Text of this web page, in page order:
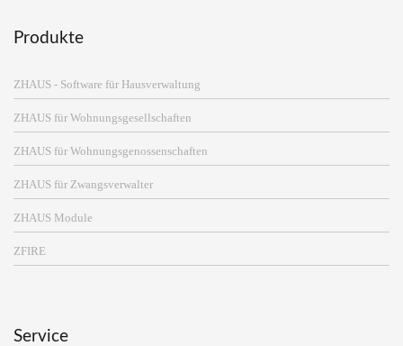
Produkte
ZHAUS - Software für Hausverwaltung
ZHAUS für Wohnungsgesellschaften
ZHAUS für Wohnungsgenossenschaften
ZHAUS für Zwangsverwalter
ZHAUS Module
ZFIRE
Service